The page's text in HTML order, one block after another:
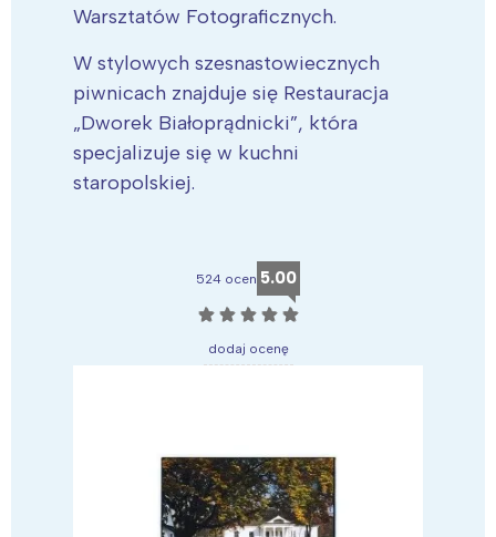
Warsztatów Fotograficznych.
W stylowych szesnastowiecznych
piwnicach znajduje się Restauracja
„Dworek Białoprądnicki”, która
specjalizuje się w kuchni
staropolskiej.
524 ocen 5.00
☆ ☆ ☆ ☆ ☆
dodaj ocenę